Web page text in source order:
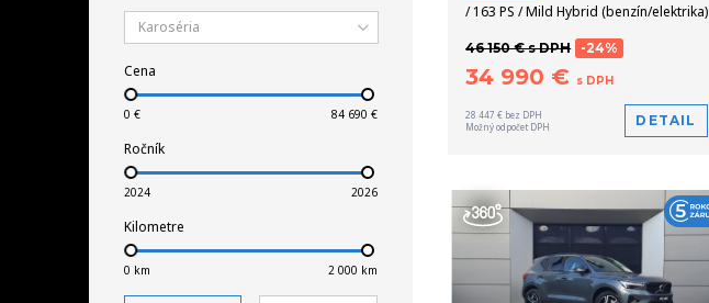
Karoséria
Cena
Ročník
Kilometre
/ 163 PS / Mild Hybrid (benzín/elektrika)
46 150 € s DPH -24%
34 990 € s DPH
28 447 € bez DPH
Možný odpočet DPH
DETAIL